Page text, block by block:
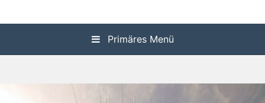
Inhalt
P24 Homepage
Primäres Menü